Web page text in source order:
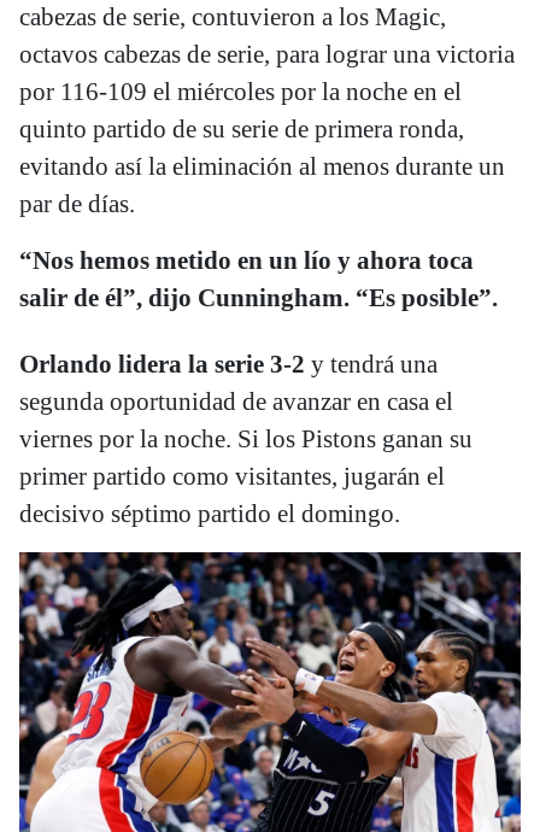
cabezas de serie, contuvieron a los Magic,
octavos cabezas de serie, para lograr una victoria
por 116-109 el miércoles por la noche en el
quinto partido de su serie de primera ronda,
evitando así la eliminación al menos durante un
par de días.
“Nos hemos metido en un lío y ahora toca
salir de él”, dijo Cunningham. “Es posible”.
Orlando lidera la serie 3-2 y tendrá una
segunda oportunidad de avanzar en casa el
viernes por la noche. Si los Pistons ganan su
primer partido como visitantes, jugarán el
decisivo séptimo partido el domingo.